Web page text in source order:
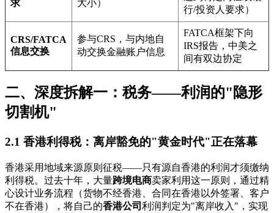
求
大小）
行/投资人要求）
CRS/FATCA
信息交换
参与CRS，与内地自
动交换金融账户信息
FATCA框架下向
IRS报告，中美之
间有双边协定
二、深度拆解一：税务——利润的"隐形
切割机"
2.1 香港利得税：离岸豁免的"黄金时代"正在落幕
香港采用地域来源原则征税——只有源自香港的利润才须缴纳
利得税。过去十年，大量跨境电商卖家利用这一原则，通过精
心设计业务流程（货物不经香港、合同在香港以外签署、客户
不在香港），将自己的香港公司 利润判定为"离岸收入"，实现